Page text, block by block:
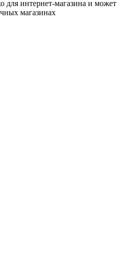
для интернет-магазина и может
магазинах